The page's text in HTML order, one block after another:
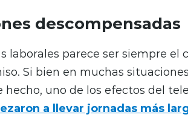
descompensadas
laborales parece ser siempre el
Si bien en muchas
uno de los efectos del
a llevar jornadas más